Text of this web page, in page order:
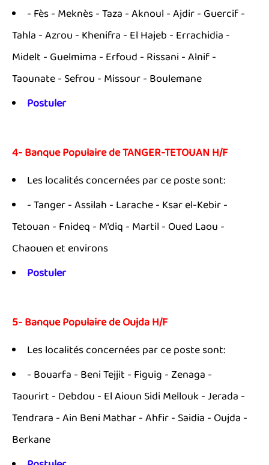
- Fès - Meknès - Taza - Aknoul - Ajdir - Guercif -
Tahla - Azrou - Khenifra - El Hajeb - Errachidia -
Midelt - Guelmima - Erfoud - Rissani - Alnif -
Taounate - Sefrou - Missour - Boulemane
Postuler
4- Banque Populaire de TANGER-TETOUAN H/F
Les localités concernées par ce poste sont:
- Tanger - Assilah - Larache - Ksar el-Kebir -
Tetouan - Fnideq - M'diq - Martil - Oued Laou -
Chaouen et environs
Postuler
5- Banque Populaire de Oujda H/F
Les localités concernées par ce poste sont:
- Bouarfa - Beni Tejjit - Figuig - Zenaga -
Taourirt - Debdou - El Aioun Sidi Mellouk - Jerada -
Tendrara - Ain Beni Mathar - Ahfir - Saidia - Oujda -
Berkane